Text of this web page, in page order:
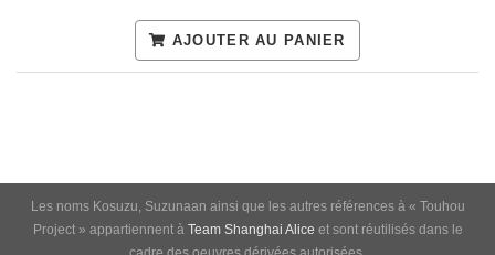
AJOUTER AU PANIER
Les noms Kosuzu, Suzunaan ainsi que les autres références à « Touhou
Project » appartiennent à Team Shanghai Alice et sont réutilisés dans le
cadre des oeuvres dérivées autorisées.